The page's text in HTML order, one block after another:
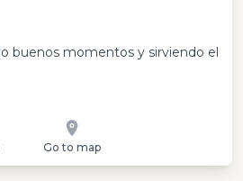
buenos momentos y sirviendo el
Go to map